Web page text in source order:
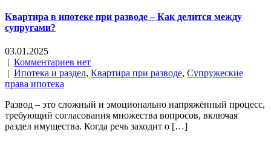
Квартира в ипотеке при разводе – Как делится между
супругами?
03.01.2025
| Комментариев нет
| Ипотека и раздел, Квартира при разводе, Супружеские
права ипотека
Развод – это сложный и эмоционально напряжённый процесс,
требующий согласования множества вопросов, включая
раздел имущества. Когда речь заходит о […]